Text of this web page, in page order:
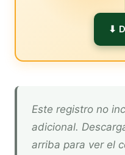
⬇
Este registro no incluye descripción
adicional.
arriba para ver el